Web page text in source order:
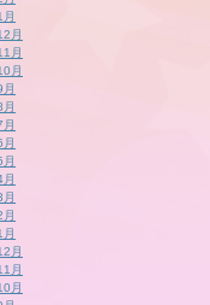
月
月
月
月
月
月